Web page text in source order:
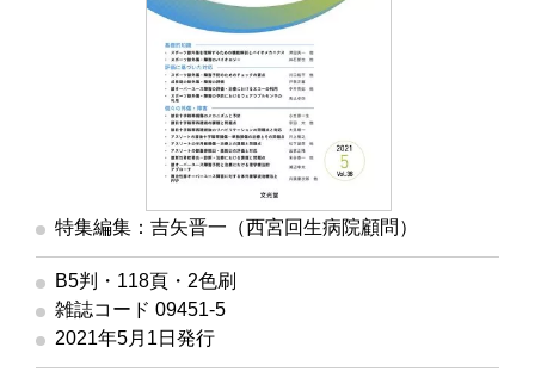
特集編集：吉矢晋一（西宮回生病院顧問）
B5判・118頁・2色刷
雑誌コード 09451-5
2021年5月1日発行